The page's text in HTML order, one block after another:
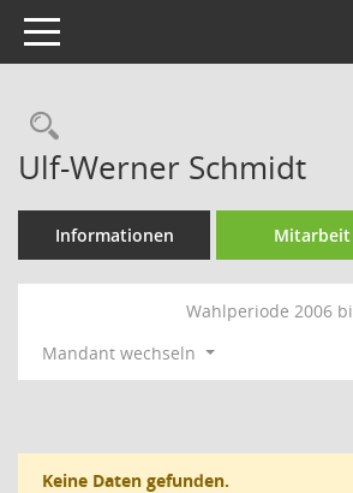
Toggle navigation
Rechercheauswahl
Ulf-Werner Schmidt
Informationen Mitarbeit
Wahlperiode 2006
Mandant wechseln
Keine Daten gefunden.